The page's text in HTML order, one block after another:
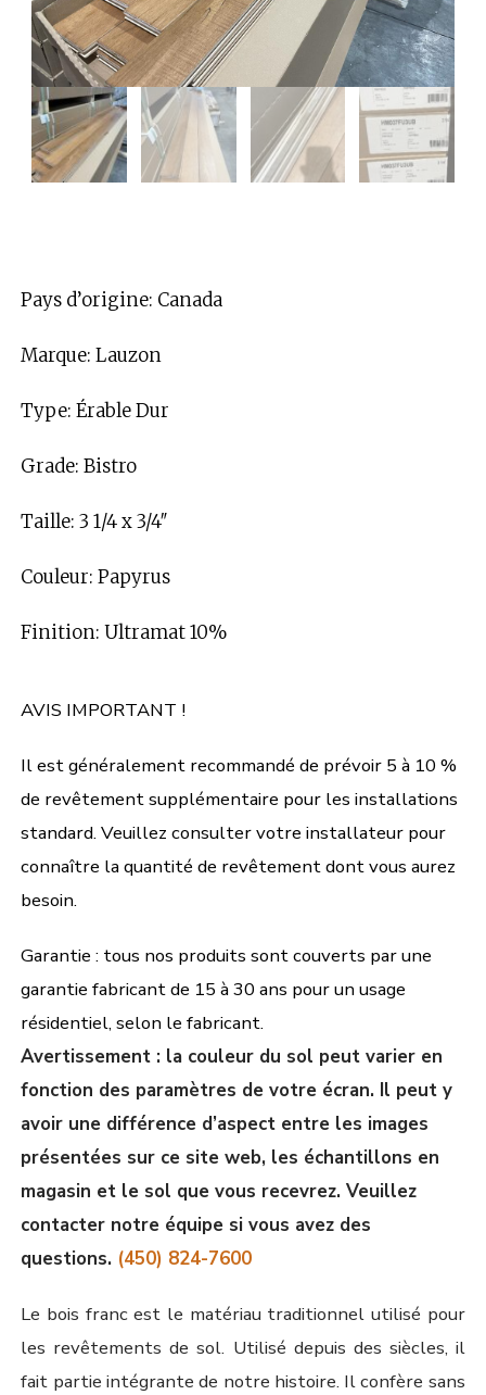
Pays d’origine: Canada
Marque: Lauzon
Type: Érable Dur
Grade: Bistro
Taille: 3 1/4 x 3/4″
Couleur: Papyrus
Finition: Ultramat 10%
AVIS IMPORTANT !
Il est généralement recommandé de prévoir 5 à 10 %
de revêtement supplémentaire pour les installations
standard. Veuillez consulter votre installateur pour
connaître la quantité de revêtement dont vous aurez
besoin.
Garantie : tous nos produits sont couverts par une
garantie fabricant de 15 à 30 ans pour un usage
résidentiel, selon le fabricant.
Avertissement : la couleur du sol peut varier en
fonction des paramètres de votre écran. Il peut y
avoir une différence d’aspect entre les images
présentées sur ce site web, les échantillons en
magasin et le sol que vous recevrez. Veuillez
contacter notre équipe si vous avez des
questions. (450) 824-7600
Le bois franc est le matériau traditionnel utilisé pour
les revêtements de sol. Utilisé depuis des siècles, il
fait partie intégrante de notre histoire. Il confère sans